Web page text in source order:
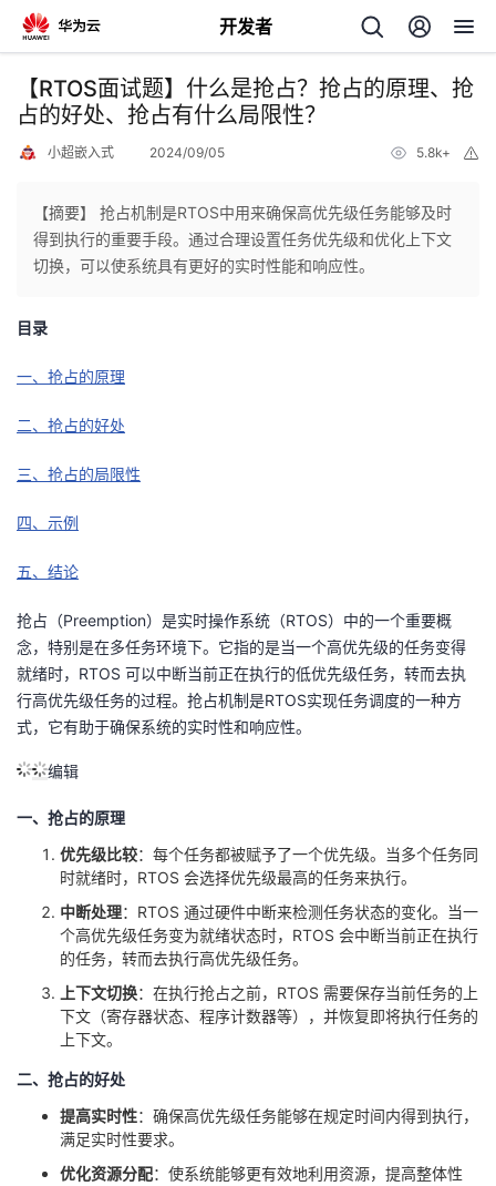
开发者
返
回
个
人
主
页
我
的
开
发
者
的
博
我
的
我
子
直
播
的
活
我
的
我
的
开
发
学
堂
课
程
的
认
我
的
我
藏
我
的
Programs
我
的
支
持
我
术
支
云
声
【RTOS面试题】什么是抢占？抢占的原理、抢
占的好处、抢占有什么局限性？
小超嵌入式 2024/09/05 5.8k+
【摘要】 抢占机制是RTOS中用来确保高优先级任务能够及时
得到执行的重要手段。通过合理设置任务优先级和优化上下文
切换，可以使系统具有更好的实时性能和响应性。
目录
一、抢占的原理
二、抢占的好处
三、抢占的局限性
四、示例
五、结论
抢占（Preemption）是实时操作系统（RTOS）中的一个重要概
念，特别是在多任务环境下。它指的是当一个高优先级的任务变得
就绪时，RTOS 可以中断当前正在执行的低优先级任务，转而去执
行高优先级任务的过程。抢占机制是RTOS实现任务调度的一种方
式，它有助于确保系统的实时性和响应性。
编辑
一、抢占的原理
优先级比较：每个任务都被赋予了一个优先级。当多个任务同
时就绪时，RTOS 会选择优先级最高的任务来执行。
中断处理：RTOS 通过硬件中断来检测任务状态的变化。当一
个高优先级任务变为就绪状态时，RTOS 会中断当前正在执行
的任务，转而去执行高优先级任务。
上下文切换：在执行抢占之前，RTOS 需要保存当前任务的上
下文（寄存器状态、程序计数器等），并恢复即将执行任务的
上下文。
二、抢占的好处
提高实时性：确保高优先级任务能够在规定时间内得到执行，
满足实时性要求。
优化资源分配：使系统能够更有效地利用资源，提高整体性